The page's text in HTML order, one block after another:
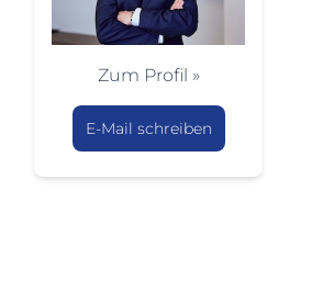
Zum Profil »
E-Mail schreiben